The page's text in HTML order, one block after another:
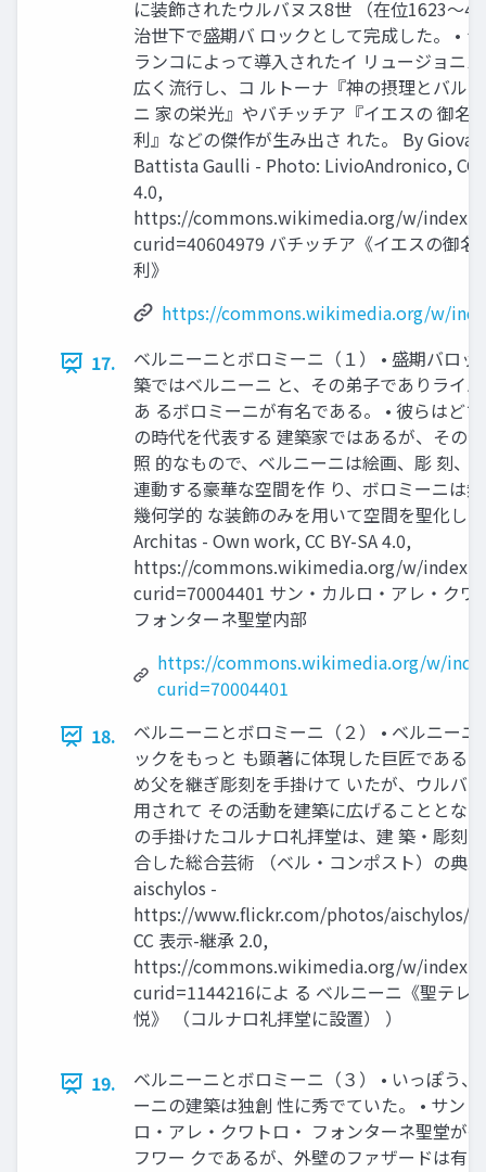
に装飾されたウルバヌス8世 （在位1623～
治世下で盛期バ ロックとして完成した。 •
ランコによって導入されたイ リュージョニ
広く流行し、コ ルトーナ『神の摂理とバル
ニ 家の栄光』やバチッチア『イエスの 御名
利』などの傑作が生み出さ れた。 By
Battista Gaulli - Photo: LivioAndronico, CC
4.0,
https://commons.wikimedia.org/w/
curid=40604979 バチッチア《イエスの御名
利》
https://commons.wikimedia.org/w/
17.
ベルニーニとボロミーニ（１） • 盛期バロッ
築ではベルニーニ と、その弟子でありライ
あ るボロミーニが有名である。 • 彼らはど
の時代を代表する 建築家ではあるが、その
照 的なもので、ベルニーニは絵画、彫 刻、
連動する豪華な空間を作 り、ボロミーニは
幾何学的 な装飾のみを用いて空間を聖化し
Architas - Own work, CC BY-SA 4.0,
https://commons.wikimedia.org/w/
curid=70004401 サン・カルロ・アレ・クワ
フォンターネ聖堂内部
https://commons.wikimedia.org/w/
curid=70004401
18.
ベルニーニとボロミーニ（２） • ベルニーニ
ックをもっと も顕著に体現した巨匠である
め父を継ぎ彫刻を手掛けて いたが、ウルバ
用されて その活動を建築に広げることとな
の手掛けたコルナロ礼拝堂は、建 築・彫刻
合した総合芸術 （ベル・コンポスト）の典
aischylos -
https://www.flickr.com/photos/aischylos/
CC 表示-継承 2.0,
https://commons.wikimedia.org/w/
curid=1144216によ る ベルニーニ《聖テレ
悦》 （コルナロ礼拝堂に設置） ）
19.
ベルニーニとボロミーニ（３） • いっぽう、
ーニの建築は独創 性に秀でていた。 • サン
ロ・アレ・クワトロ・ フォンターネ聖堂が
フワー クであるが、外壁のファザードは有